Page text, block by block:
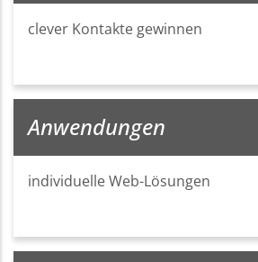
clever Kontakte gewinnen
Anwendungen
individuelle Web-Lösungen